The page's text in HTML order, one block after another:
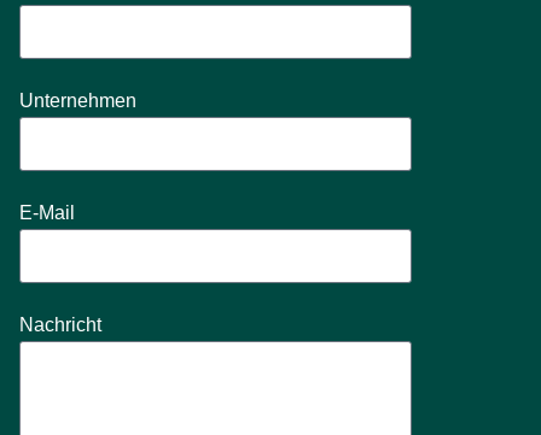
Unternehmen
E-Mail
Nachricht